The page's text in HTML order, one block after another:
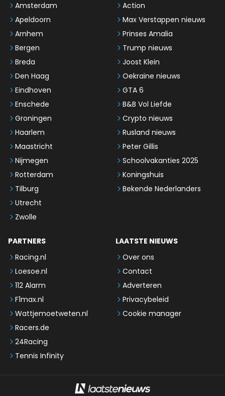
Amsterdam
Apeldoorn
Arnhem
Bergen
Breda
Den Haag
Eindhoven
Enschede
Groningen
Haarlem
Maastricht
Nijmegen
Rotterdam
Tilburg
Utrecht
Zwolle
Action
Max Verstappen nieuws
Prinses Amalia
Trump nieuws
Joost Klein
Oekraïne nieuws
GTA 6
B&B Vol Liefde
Crypto nieuws
Rusland nieuws
Peter Gillis
Schoolvakanties 2025
Koningshuis
Bekende Nederlanders
PARTNERS
Racing.nl
Loesoe.nl
112 Alarm
F1max.nl
Wattjemoetweten.nl
Racers.de
24Racing
Tennis Infinity
LAATSTE NIEUWS
Over ons
Contact
Adverteren
Privacybeleid
Cookie manager